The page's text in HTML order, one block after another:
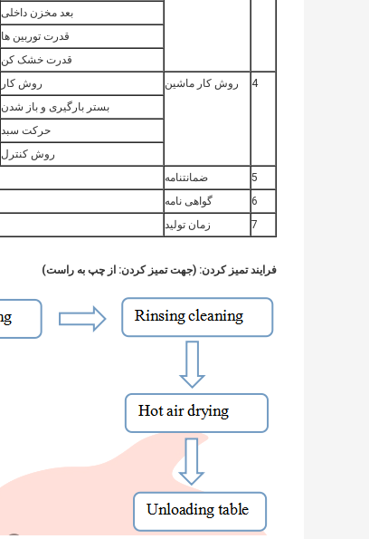
بعد مخزن داخلی
قدرت توربین ها
قدرت خشک کن
4
روش کار ماشین روش کار
بستر بارگیری و باز شدن
حرکت سبد
روش کنترل
5
ضمانتنامه
6
گواهی نامه
7
زمان تولید
فرایند تمیز کردن: (جهت تمیز کردن: از چپ به راست)